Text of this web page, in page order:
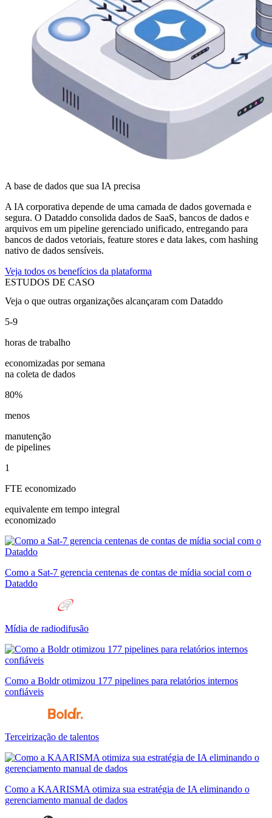
A base de dados que sua IA precisa
A IA corporativa depende de uma camada de dados governada e
segura. O Dataddo consolida dados de SaaS, bancos de dados e
arquivos em um pipeline gerenciado unificado, entregando para
bancos de dados vetoriais, feature stores e data lakes, com hashing
nativo de dados sensíveis.
Veja todos os benefícios da plataforma
ESTUDOS DE CASO
Veja o que outras organizações alcançaram com Dataddo
5-9
horas de trabalho
economizadas por semana
na coleta de dados
80%
menos
manutenção
de pipelines
1
FTE economizado
equivalente em tempo integral
economizado
Como a Sat-7 gerencia centenas de contas de mídia social com o
Dataddo
Mídia de radiodifusão
Como a Boldr otimizou 177 pipelines para relatórios internos
confiáveis
Terceirização de talentos
Como a KAARISMA otimiza sua estratégia de IA eliminando o
gerenciamento manual de dados